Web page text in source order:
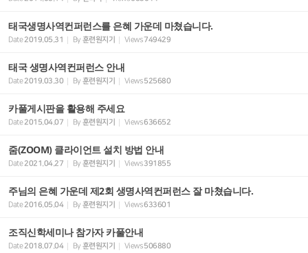
태국생명사역컨퍼런스를 은혜 가운데 마쳤습니다.
Date2019.05.31 By 훈련원지기 Views749429
태국 생명사역컨퍼런스 안내
Date2019.03.30 By 훈련원지기 Views 525680
카풀게시판을 활용해 주세요
Date2015.04.07 By 훈련원지기 Views636652
줌(ZOOM) 클라이언트 설치 방법 안내
Date2021.04.27 By 훈련원지기 Views 391855
주님의 은혜 가운데 제2회 생명사역컨퍼런스 잘 마쳤습니다.
Date2016.05.04 By 훈련원지기 Views633601
조직신학세미나 참가자 카풀안내
Date2018.07.04 By 훈련원지기 Views 506880